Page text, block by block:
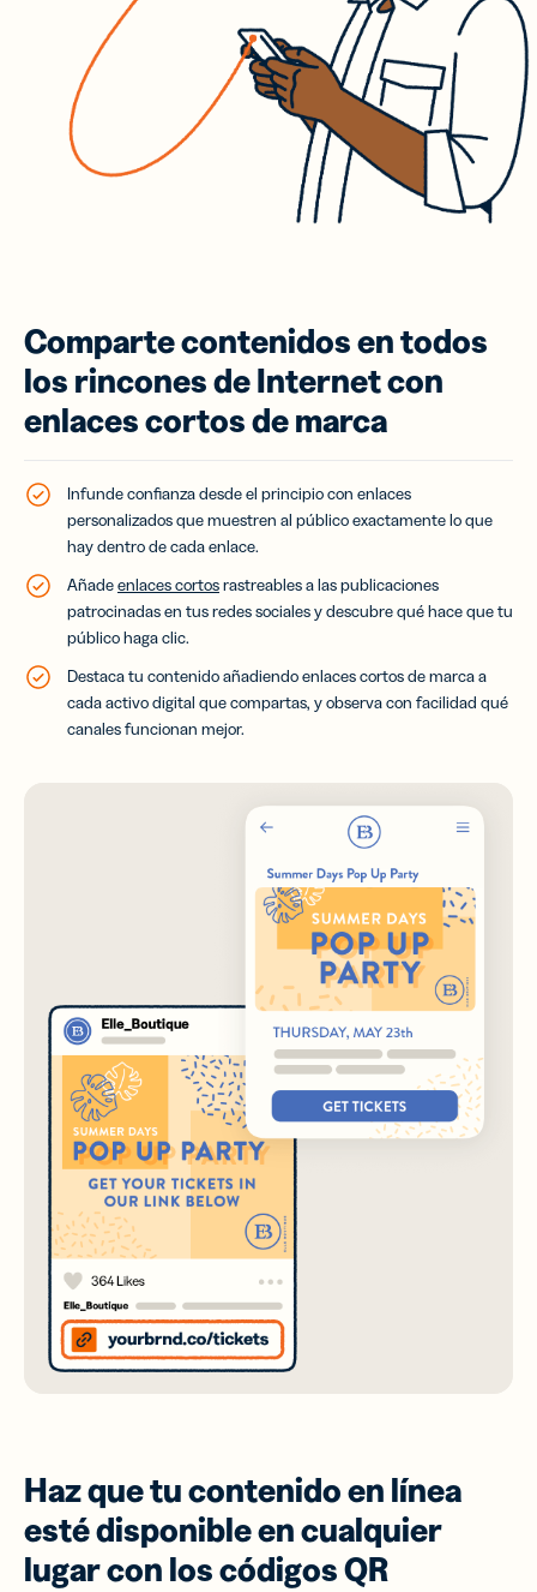
Comparte contenidos en todos
los rincones de Internet con
enlaces cortos de marca
Infunde confianza desde el principio con enlaces
personalizados que muestren al público exactamente lo que
hay dentro de cada enlace.
Añadeenlaces cortosrastreables a las publicaciones
patrocinadas en tus redes sociales y descubre qué hace que tu
público haga clic.
Destaca tu contenido añadiendo enlaces cortos de marca a
cada activo digital que compartas, y observa con facilidad qué
canales funcionan mejor.
Haz que tu contenido en línea
esté disponible en cualquier
lugar con los códigos QR